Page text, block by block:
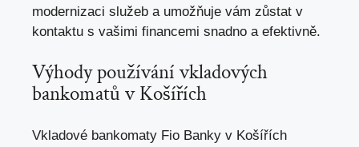
modernizaci služeb a umožňuje vám‌ zůstat v
kontaktu⁢ s vašimi financemi‌ snadno a efektivně.
Výhody používání vkladových
bankomatů v Košířích
Vkladové bankomaty Fio Banky ⁤v Košířích